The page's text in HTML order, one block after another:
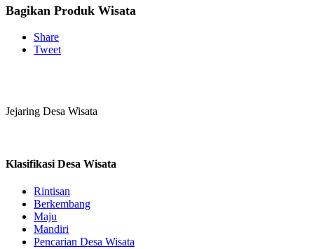
Bagikan Produk Wisata
Share
Tweet
Jejaring Desa Wisata
Klasifikasi Desa Wisata
Rintisan
Berkembang
Maju
Mandiri
Pencarian Desa Wisata